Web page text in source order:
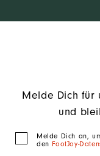
Melde Dich für
und
Melde Dich an,
den FootJoy-